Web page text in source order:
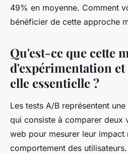
49% en moyenne. Comment
bénéficier de cette approche
Qu'est-ce que cette
d'expérimentation
elle essentielle ?
Les tests A/B représentent une
qui consiste à comparer deux
web pour mesurer leur impact
comportement des